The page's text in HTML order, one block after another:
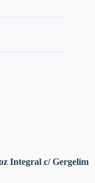
Integral c/ Gergelim